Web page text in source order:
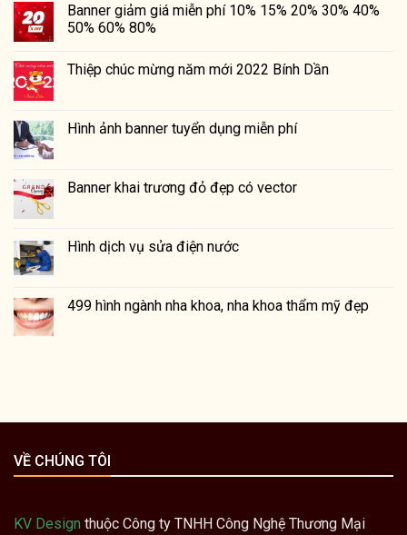
Banner giảm giá miễn phí 10% 15% 20% 30% 40%
50% 60% 80%
Thiệp chúc mừng năm mới 2022 Bính Dần
Hình ảnh banner tuyển dụng miễn phí
Banner khai trương đỏ đẹp có vector
Hình dịch vụ sửa điện nước
499 hình ngành nha khoa, nha khoa thẩm mỹ đẹp
VỀ CHÚNG TÔI
KV Design thuộc Công ty TNHH Công Nghệ Thương Mại